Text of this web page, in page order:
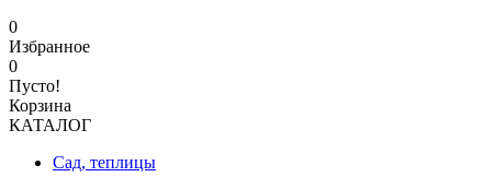
0
Избранное
0
Пусто!
Корзина
КАТАЛОГ
Сад, теплицы